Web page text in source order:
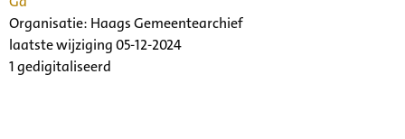
Organisatie: Haags Gemeentearchief
laatste wijziging 05-12-2024
1 gedigitaliseerd